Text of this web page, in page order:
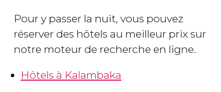
Pour y passer la nuit, vous pouvez
réserver des hôtels au meilleur prix sur
notre moteur de recherche en ligne.
Hôtels à Kalambaka